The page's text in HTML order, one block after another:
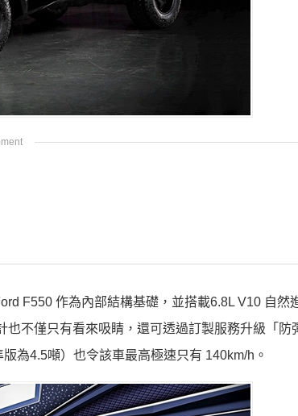
F550 作為內部結構基礎，並搭載6.8L V10 自然
不僅只有看來吸睛，還可透過訂製服務升級「防
為4.5噸）也令該車最高極速只有 140km/h。